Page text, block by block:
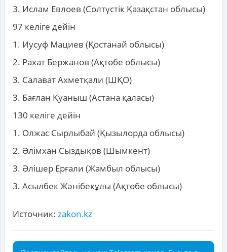
3. Ислам Евлоев (Солтүстік Қазақстан облысы)
97 келіге дейін
1. Иусуф Мациев (Қостанай облысы)
2. Рахат Бержанов (Ақтөбе облысы)
3. Салават Ахметқали (ШҚО)
3. Бағлан Қуаныш (Астана қаласы)
130 келіге дейін
1. Олжас Сырлыбай (Қызылорда облысы)
2. Әлімхан Сыздықов (Шымкент)
3. Әлішер Ерғали (Жамбыл облысы)
3. Асылбек Жәнібекұлы (Ақтөбе облысы)
Источник: zakon.kz